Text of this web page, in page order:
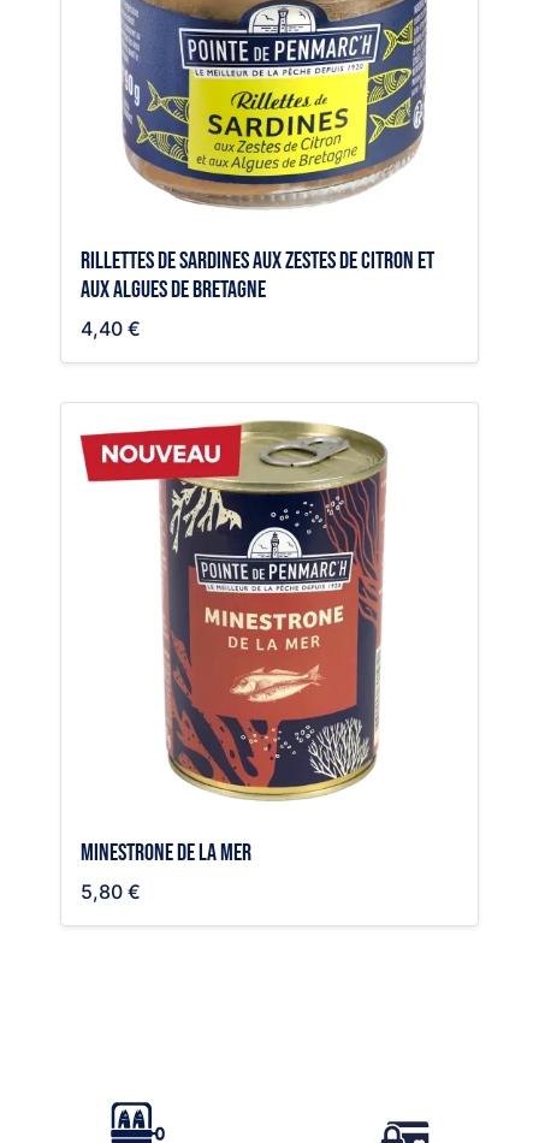
Rillettes de sardines aux zestes de citron et
aux algues de Bretagne
4,40 €
Minestrone de la mer
5,80 €